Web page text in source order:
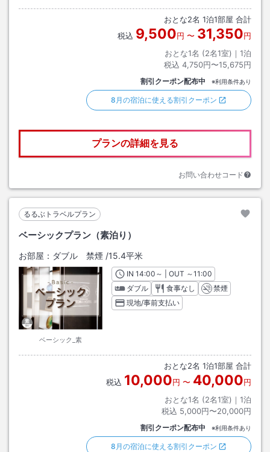
おとな2名 1泊1部屋 合計
税込 9,500円 〜 31,350円
おとな1名 (2名1室)｜ 1泊
税込 4,750円〜15,675円
割引クーポン配布中 ※利用条件あり
8月の宿泊に使える割引クーポン
プランの詳細を見る
お問い合わせコード
るるぶトラベルプラン
ベーシックプラン（素泊り）
お部屋： ダブル 禁煙 /15.4平米
ベーシック_素
INチェックイン
14:00 ～ | OUT チェックアウト
～11:00
ダブル
食事なし
禁煙
現地/事前支払い
おとな2名 1泊1部屋 合計
税込 10,000円 〜 40,000円
おとな1名 (2名1室)｜ 1泊
税込 5,000円〜20,000円
割引クーポン配布中 ※利用条件あり
8月の宿泊に使える割引クーポン